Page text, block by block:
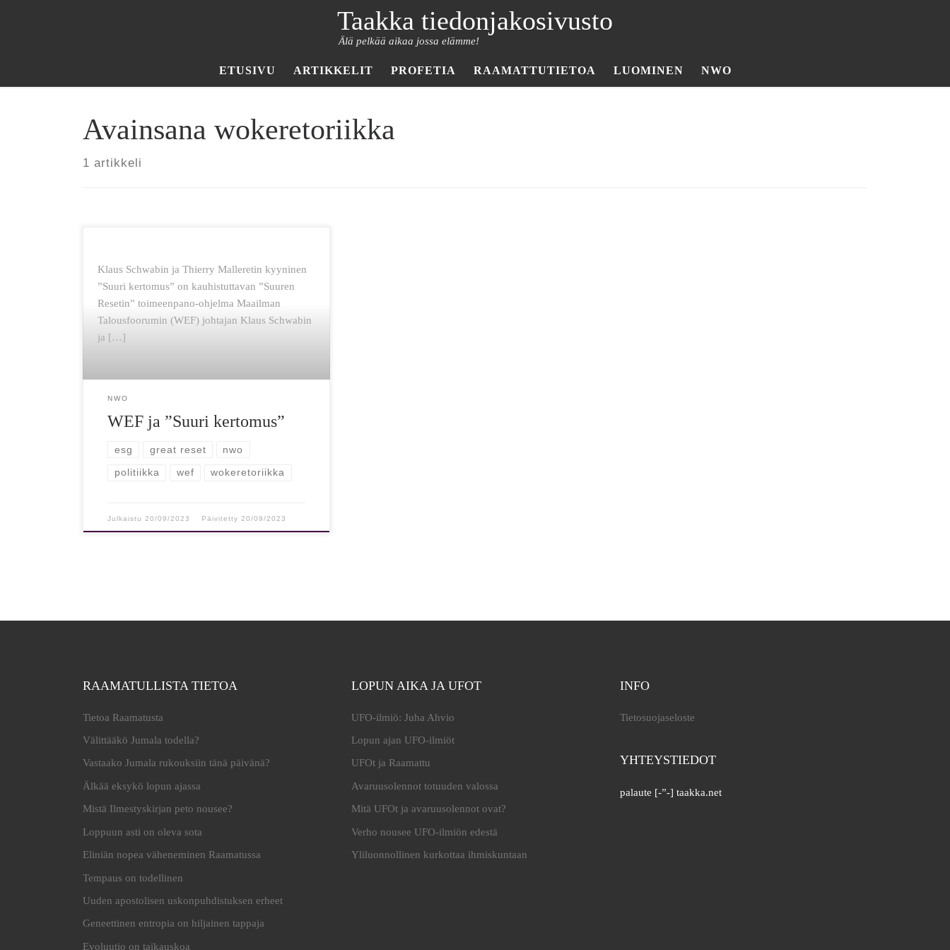
Taakka tiedonjakosivusto
Älä pelkää aikaa jossa elämme!
ETUSIVU ARTIKKELIT PROFETIA RAAMATTUTIETOA LUOMINEN NWO
Avainsana wokeretoriikka
1 artikkeli
Klaus Schwabin ja Thierry Malleretin kyyninen
”Suuri kertomus” on kauhistuttavan ”Suuren
Resetin” toimeenpano-ohjelma Maailman
Talousfoorumin (WEF) johtajan Klaus Schwabin
ja […]
NWO
WEF ja ”Suuri kertomus”
esg great reset nwo
politiikka wef wokeretoriikka
Julkaistu 20/09/2023 Päivitetty 20/09/2023
RAAMATULLISTA TIETOA
Tietoa Raamatusta
Välittääkö Jumala todella?
Vastaako Jumala rukouksiin tänä päivänä?
Älkää eksykö lopun ajassa
Mistä Ilmestyskirjan peto nousee?
Loppuun asti on oleva sota
Eliniän nopea väheneminen Raamatussa
Tempaus on todellinen
Uuden apostolisen uskonpuhdistuksen erheet
Geneettinen entropia on hiljainen tappaja
Evoluutio on taikauskoa
LOPUN AIKA JA UFOT
UFO-ilmiö: Juha Ahvio
Lopun ajan UFO-ilmiöt
UFOt ja Raamattu
Avaruusolennot totuuden valossa
Mitä UFOt ja avaruusolennot ovat?
Verho nousee UFO-ilmiön edestä
Yliluonnollinen kurkottaa ihmiskuntaan
INFO
Tietosuojaseloste
YHTEYSTIEDOT
palaute [-”-] taakka.net